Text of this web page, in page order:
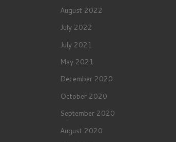
August 2022
July 2022
July 2021
May 2021
December 2020
October 2020
September 2020
August 2020